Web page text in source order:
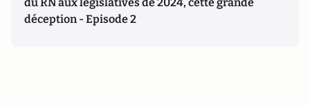
déception - Episode 2